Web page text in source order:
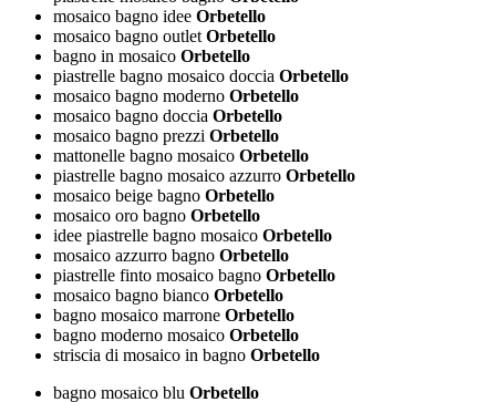
mosaico bagno idee Orbetello
mosaico bagno outletOrbetello
bagno in mosaico Orbetello
piastrelle bagno mosaico doccia Orbetello
mosaico bagno moderno Orbetello
mosaico bagno doccia Orbetello
mosaico bagno prezzi Orbetello
mattonelle bagno mosaico Orbetello
piastrelle bagno mosaico azzurro Orbetello
mosaico beige bagno Orbetello
mosaico oro bagno Orbetello
idee piastrelle bagno mosaico Orbetello
mosaico azzurro bagno Orbetello
piastrelle finto mosaico bagno Orbetello
mosaico bagno bianco Orbetello
bagno mosaico marrone Orbetello
bagno moderno mosaico Orbetello
striscia di mosaico in bagno Orbetello
bagno mosaico blu Orbetello